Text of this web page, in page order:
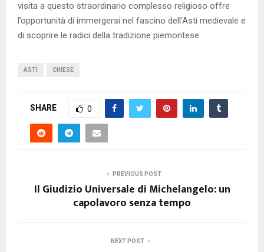
visita a questo straordinario complesso religioso offre
l’opportunità di immergersi nel fascino dell’Asti medievale e
di scoprire le radici della tradizione piemontese.
ASTI CHIESE
SHARE 0
PREVIOUS POST
Il Giudizio Universale di Michelangelo: un
capolavoro senza tempo
NEXT POST